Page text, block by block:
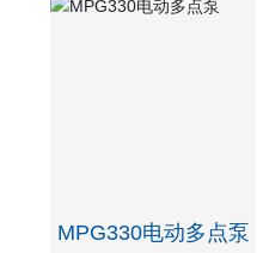
MPG330电动多点泵